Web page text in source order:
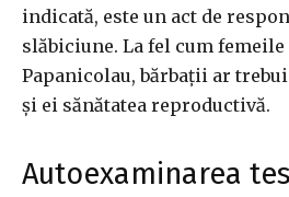
indicată, este un act de
slăbiciune. La fel cum
Papanicolau, bărbații ar
și ei sănătatea reproductivă.
Autoexaminarea